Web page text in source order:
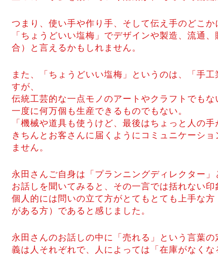
つまり、使い手や作り手、そして伝え手のどこ
「ちょうどいい塩梅」でデザインや製造、流通
合）と言えるかもしれません。
また、「ちょうどいい塩梅」というのは、「手
すが、
伝統工芸的な一点モノのアートやクラフトでも
一度に何万個も生産できるものでもない。
「機械や道具も使うけど、最後はちょっと人の
きちんとお客さんに届くようにコミュニケーシ
ません。
永田さんご自身は「プランニングディレクター
お話しを聞いてみると、その一言では括れない
個人的には問いの立て方がとてもとても上手な
がある方）であると感じました。
永田さんのお話しの中に「売れる」という言葉
義は人それぞれで、人によっては「在庫がなく